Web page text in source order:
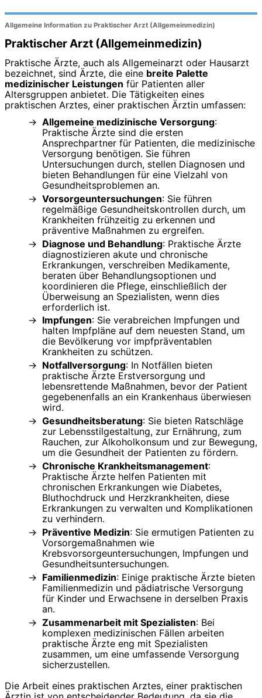
Allgemeine Information zu Praktischer Arzt (Allgemeinmedizin)
Praktischer Arzt (Allgemeinmedizin)
Praktische Ärzte, auch als Allgemeinarzt oder Hausarzt
bezeichnet, sind Ärzte, die eine breite Palette
medizinischer Leistungen für Patienten aller
Altersgruppen anbietet. Die Tätigkeiten eines
praktischen Arztes, einer praktischen Ärztin umfassen:
Allgemeine medizinische Versorgung:
Praktische Ärzte sind die ersten
Ansprechpartner für Patienten, die medizinische
Versorgung benötigen. Sie führen
Untersuchungen durch, stellen Diagnosen und
bieten Behandlungen für eine Vielzahl von
Gesundheitsproblemen an.
Vorsorgeuntersuchungen: Sie führen
regelmäßige Gesundheitskontrollen durch, um
Krankheiten frühzeitig zu erkennen und
präventive Maßnahmen zu ergreifen.
Diagnose und Behandlung: Praktische Ärzte
diagnostizieren akute und chronische
Erkrankungen, verschreiben Medikamente,
beraten über Behandlungsoptionen und
koordinieren die Pflege, einschließlich der
Überweisung an Spezialisten, wenn dies
erforderlich ist.
Impfungen: Sie verabreichen Impfungen und
halten Impfpläne auf dem neuesten Stand, um
die Bevölkerung vor impfpräventablen
Krankheiten zu schützen.
Notfallversorgung: In Notfällen bieten
praktische Ärzte Erstversorgung und
lebensrettende Maßnahmen, bevor der Patient
gegebenenfalls an ein Krankenhaus überwiesen
wird.
Gesundheitsberatung: Sie bieten Ratschläge
zur Lebensstilgestaltung, zur Ernährung, zum
Rauchen, zur Alkoholkonsum und zur Bewegung,
um die Gesundheit der Patienten zu fördern.
Chronische Krankheitsmanagement:
Praktische Ärzte helfen Patienten mit
chronischen Erkrankungen wie Diabetes,
Bluthochdruck und Herzkrankheiten, diese
Erkrankungen zu verwalten und Komplikationen
zu verhindern.
Präventive Medizin: Sie ermutigen Patienten zu
Vorsorgemaßnahmen wie
Krebsvorsorgeuntersuchungen, Impfungen und
Gesundheitsuntersuchungen.
Familienmedizin: Einige praktische Ärzte bieten
Familienmedizin und pädiatrische Versorgung
für Kinder und Erwachsene in derselben Praxis
an.
Zusammenarbeit mit Spezialisten: Bei
komplexen medizinischen Fällen arbeiten
praktische Ärzte eng mit Spezialisten
zusammen, um eine umfassende Versorgung
sicherzustellen.
Die Arbeit eines praktischen Arztes, einer praktischen